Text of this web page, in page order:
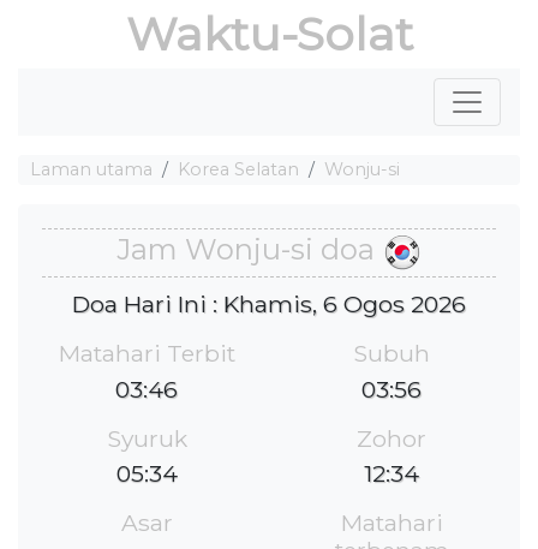
Waktu-Solat
Laman utama Korea Selatan Wonju-si
Jam Wonju-si doa
Doa Hari Ini : Khamis, 6 Ogos 2026
Matahari Terbit
03:46
Subuh
03:56
Syuruk
05:34
Zohor
12:34
Asar
Matahari